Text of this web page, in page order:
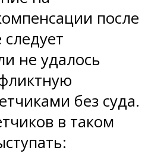
после
не удалось
без суда.
в таком